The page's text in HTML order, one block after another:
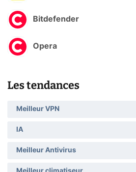
Bitdefender
Opera
Les tendances
Meilleur VPN
IA
Meilleur Antivirus